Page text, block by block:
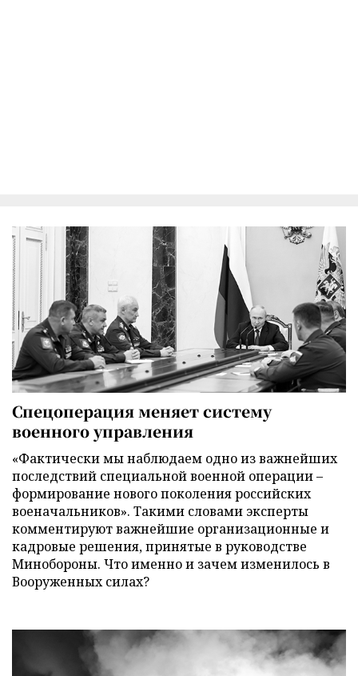
Спецоперация меняет систему
военного управления
«Фактически мы наблюдаем одно из важнейших
последствий специальной военной операции –
формирование нового поколения российских
военачальников». Такими словами эксперты
комментируют важнейшие организационные и
кадровые решения, принятые в руководстве
Минобороны. Что именно и зачем изменилось в
Вооруженных силах?